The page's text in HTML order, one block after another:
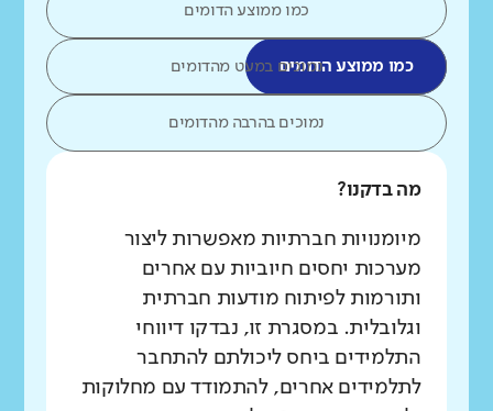
כמו ממוצע הדומים
כמו ממוצע הדומיםנמוכים במעט מהדומים
נמוכים בהרבה מהדומים
מה בדקנו?
מיומנויות חברתיות מאפשרות ליצור
מערכות יחסים חיוביות עם אחרים
ותורמות לפיתוח מודעות חברתית
וגלובלית. במסגרת זו, נבדקו דיווחי
התלמידים ביחס ליכולתם להתחבר
לתלמידים אחרים, להתמודד עם מחלוקות